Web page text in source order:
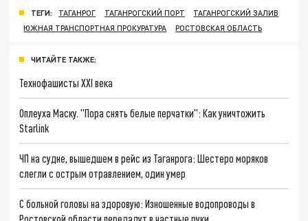
ТЕГИ: ТАГАНРОГ ТАГАНРОГСКИЙ ПОРТ
ТАГАНРОГСКИЙ ЗАЛИВ
ЮЖНАЯ ТРАНСПОРТНАЯ ПРОКУРАТУРА
РОСТОВСКАЯ ОБЛАСТЬ
ЧИТАЙТЕ ТАКЖЕ:
Технофашисты XXI века
Оплеуха Маску. "Пора снять белые перчатки": Как уничтожить
Starlink
ЧП на судне, вышедшем в рейс из Таганрога: Шестеро моряков
слегли с острым отравлением, один умер
С больной головы на здоровую: Изношенные водопроводы в
Ростовской области передадут в частные руки